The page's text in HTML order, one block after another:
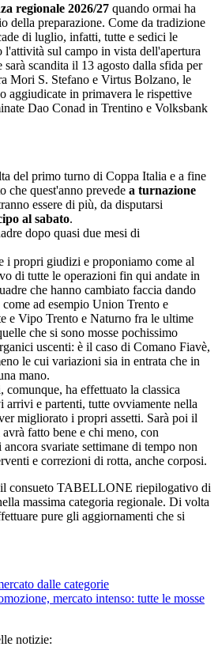
regionale 2026/27 quando ormai ha
della preparazione. Come da tradizione
di luglio, infatti, tutte e sedici le
l'attività sul campo in vista dell'apertura
scandita il 13 agosto dalla sfida per
Mori S. Stefano e Virtus Bolzano, le
aggiudicate in primavera le rispettive
Dao Conad in Trentino e Volksbank
del primo turno di Coppa Italia e a fine
che quest'anno prevede a turnazione
essere di più, da disputarsi
al sabato.
dopo quasi due mesi di
i propri giudizi e proponiamo come al
di tutte le operazioni fin qui andate in
che hanno cambiato faccia dando
ad esempio Union Trento e
e Vipo Trento e Naturno fra le ultime
che si sono mosse pochissimo
uscenti: è il caso di Comano Fiavè,
le cui variazioni sia in entrata che in
mano.
comunque, ha effettuato la classica
e partenti, tutte ovviamente nella
migliorato i propri assetti. Sarà poi il
fatto bene e chi meno, con
svariate settimane di tempo non
e correzioni di rotta, anche corposi.
consueto TABELLONE riepilogativo di
massima categoria regionale. Di volta
pure gli aggiornamenti che si
dalle categorie
mercato intenso: tutte le mosse
notizie: